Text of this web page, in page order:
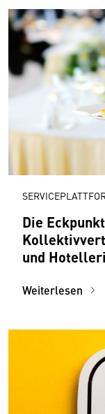
Die
und
Weiterlesen